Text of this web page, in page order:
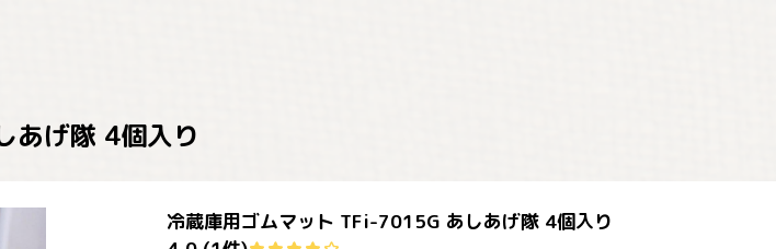
あげ隊 4個入り
冷蔵庫用ゴムマット TFi-7015G あしあげ隊 4個入り